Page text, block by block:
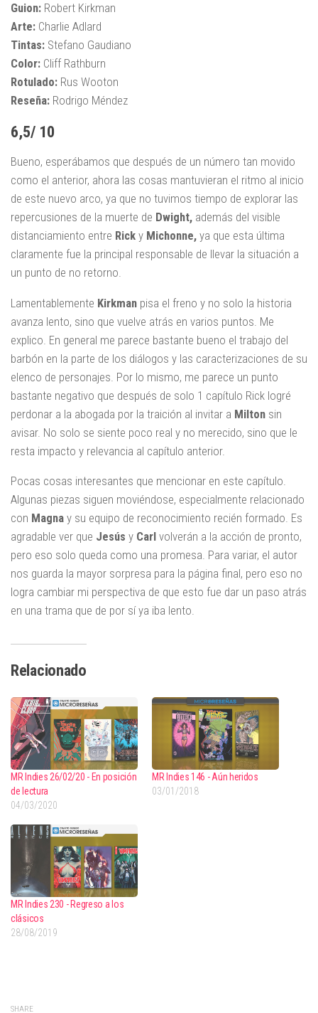
Guion: Robert Kirkman
Arte: Charlie Adlard
Tintas: Stefano Gaudiano
Color: Cliff Rathburn
Rotulado: Rus Wooton
Reseña: Rodrigo Méndez
6,5/ 10
Bueno, esperábamos que después de un número tan movido
como el anterior, ahora las cosas mantuvieran el ritmo al inicio
de este nuevo arco, ya que no tuvimos tiempo de explorar las
repercusiones de la muerte de Dwight, además del visible
distanciamiento entre Rick y Michonne, ya que esta última
claramente fue la principal responsable de llevar la situación a
un punto de no retorno.
Lamentablemente Kirkman pisa el freno y no solo la historia
avanza lento, sino que vuelve atrás en varios puntos. Me
explico. En general me parece bastante bueno el trabajo del
barbón en la parte de los diálogos y las caracterizaciones de su
elenco de personajes. Por lo mismo, me parece un punto
bastante negativo que después de solo 1 capítulo Rick logré
perdonar a la abogada por la traición al invitar a Milton sin
avisar. No solo se siente poco real y no merecido, sino que le
resta impacto y relevancia al capítulo anterior.
Pocas cosas interesantes que mencionar en este capítulo.
Algunas piezas siguen moviéndose, especialmente relacionado
con Magna y su equipo de reconocimiento recién formado. Es
agradable ver que Jesús y Carl volverán a la acción de pronto,
pero eso solo queda como una promesa. Para variar, el autor
nos guarda la mayor sorpresa para la página final, pero eso no
logra cambiar mi perspectiva de que esto fue dar un paso atrás
en una trama que de por sí ya iba lento.
Relacionado
MR Indies 26/02/20 - En posición
de lectura
04/03/2020
MR Indies 146 - Aún heridos
03/01/2018
MR Indies 230 - Regreso a los
clásicos
28/08/2019
SHARE